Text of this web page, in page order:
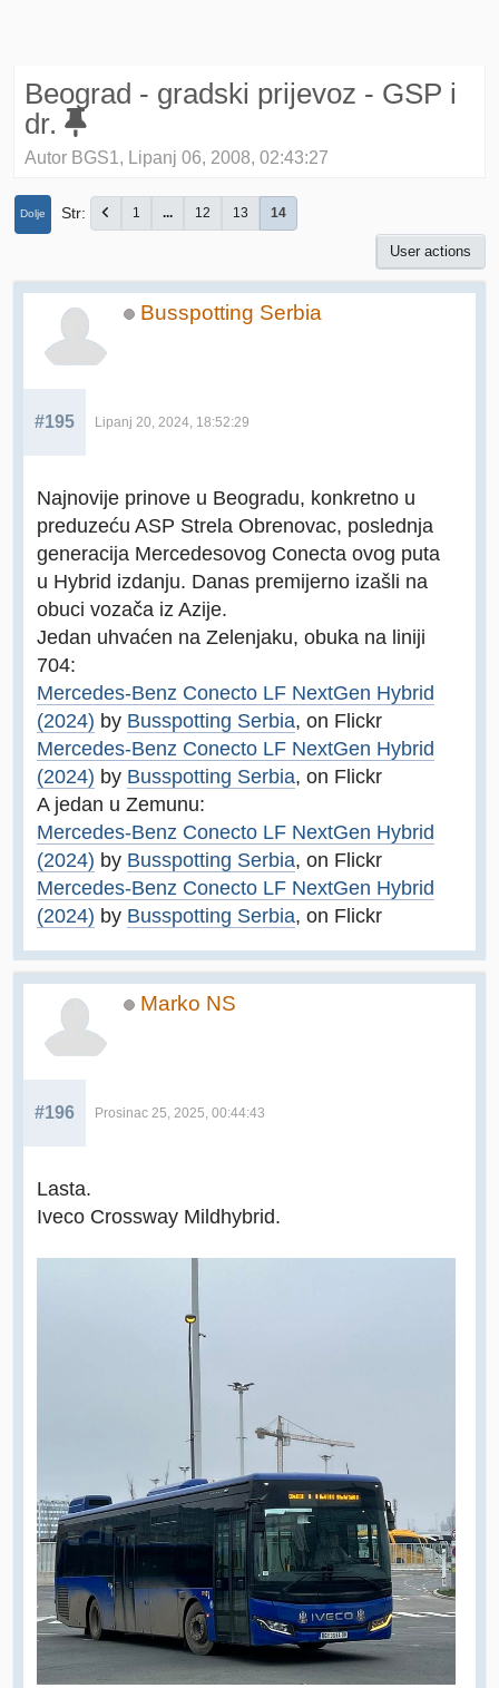
Beograd - gradski prijevoz - GSP i
dr.
Autor BGS1, Lipanj 06, 2008, 02:43:27
Dolje Str 1 ... 12 13 14
User actions
Busspotting Serbia
#195 Lipanj 20, 2024, 18:52:29
Najnovije prinove u Beogradu, konkretno u
preduzeću ASP Strela Obrenovac, poslednja
generacija Mercedesovog Conecta ovog puta
u Hybrid izdanju. Danas premijerno izašli na
obuci vozača iz Azije.
Jedan uhvaćen na Zelenjaku, obuka na liniji
704:
Mercedes-Benz Conecto LF NextGen Hybrid
(2024) by Busspotting Serbia, on Flickr
Mercedes-Benz Conecto LF NextGen Hybrid
(2024) by Busspotting Serbia, on Flickr
A jedan u Zemunu:
Mercedes-Benz Conecto LF NextGen Hybrid
(2024) by Busspotting Serbia, on Flickr
Mercedes-Benz Conecto LF NextGen Hybrid
(2024) by Busspotting Serbia, on Flickr
Marko NS
#196 Prosinac 25, 2025, 00:44:43
Lasta.
Iveco Crossway Mildhybrid.